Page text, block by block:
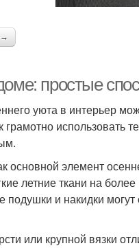
→
простые
уюта в интерьер
грамотно использовать
основной элемент
летние ткани на
подушки и накидки
или крупной вязки